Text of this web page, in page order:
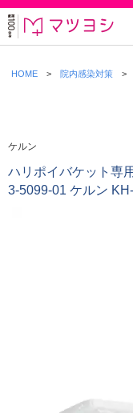
HOME 院内感染対策
ケルン
ハリポイバケット専
3-5099-01 ケルン